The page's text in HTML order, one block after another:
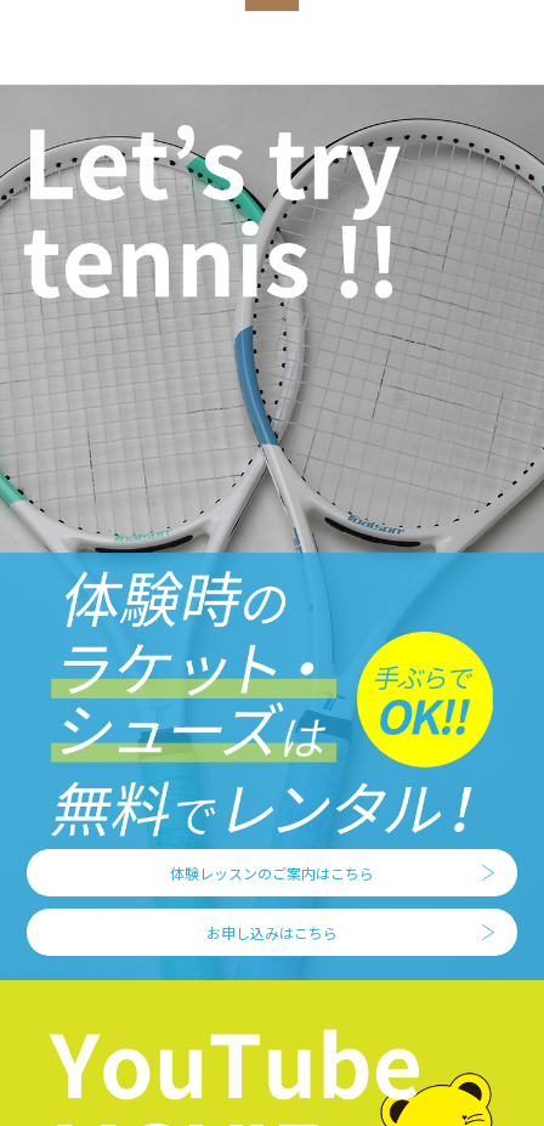
体験レッスンのご案内はこちら
お申し込みはこちら